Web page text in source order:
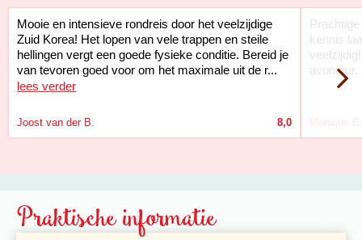
Dag 6 Sokcho - Yangyang - Hwanseongul grot - Yeongju
- Andong
Mooie en intensieve rondreis door het veelzijdige
Zuid Korea! Het lopen van vele trappen en steile
hellingen vergt een goede fysieke conditie. Bereid je
van tevoren goed voor om het maximale uit de r...
lees verder
Joost van der B. 8,0
kennis
avontuur.
Monique B.
Praktische informatie